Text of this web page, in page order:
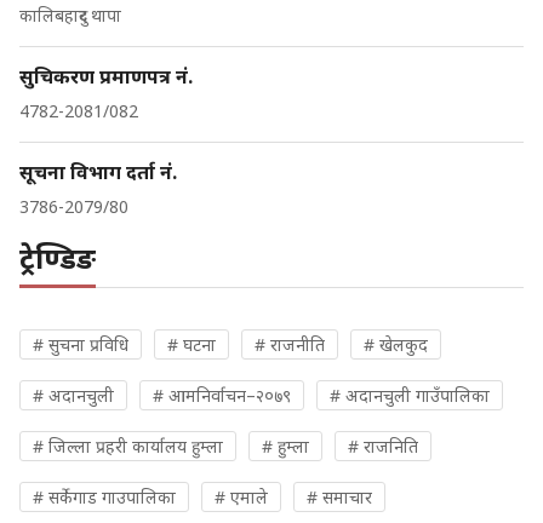
कालिबहादुर थापा
सुचिकरण प्रमाणपत्र नं.
4782-2081/082
सूचना विभाग दर्ता नं.
3786-2079/80
ट्रेण्डिङ
# सुचना प्रविधि # घटना # राजनीति # खेलकुद
# अदानचुली # आमनिर्वाचन–२०७९ # अदानचुली गाउँपालिका
# जिल्ला प्रहरी कार्यालय हुम्ला # हुम्ला # राजनिति
# सर्केगाड गाउपालिका # एमाले # समाचार